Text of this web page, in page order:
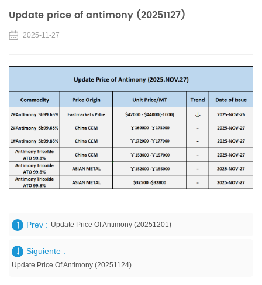
Update price of antimony (20251127)
2025-11-27
Prev : Update Price Of Antimony (20251201)
Siguiente :
Update Price Of Antimony (20251124)